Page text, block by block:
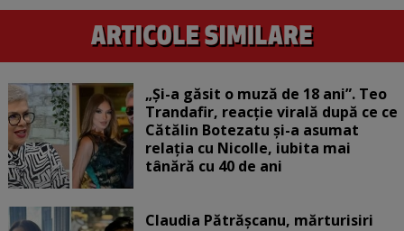
„Și-a găsit o muză de 18 ani”. Teo
Trandafir, reacție virală după ce ce
Cătălin Botezatu și-a asumat
relația cu Nicolle, iubita mai
tânără cu 40 de ani
Claudia Pătrășcanu, mărturisiri